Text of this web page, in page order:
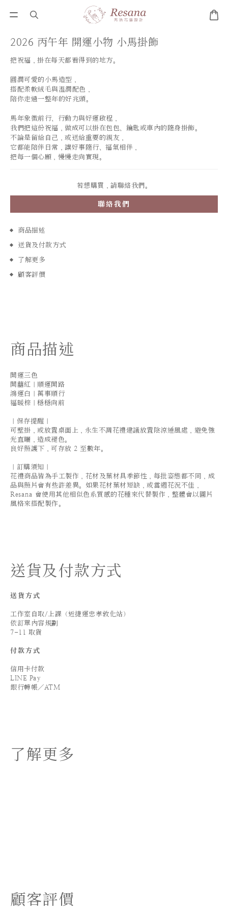
2026 丙午年 開運小物 小馬掛飾
把祝福，掛在每天都看得到的地方。
圓潤可愛的小馬造型，
搭配柔軟絨毛與溫潤配色，
陪你走過一整年的好兆頭。
馬年象徵前行、行動力與好運啟程，
我們把這份祝福，做成可以掛在包包、鑰匙或車內的隨身掛飾。
不論是留給自己，或送給重要的親友，
它都能陪伴日常，讓好事隨行、福氣相伴，
把每一個心願，慢慢走向實現。
若想購買，請聯絡我們。
聯絡我們
商品描述
送貨及付款方式
了解更多
顧客評價
商品描述
開運三色
開囍紅｜順運開路
鴻運白｜萬事順行
福暖棕｜穩穩向前
｜保存提醒｜
可壁掛，或放置桌面上，永生不凋花禮建議放置陰涼通風處，避免強
光直曬，造成褪色。
良好照護下，可存放 2 至數年。
｜訂購須知｜
花禮商品皆為手工製作，花材及葉材具季節性，每批姿態都不同，成
品與照片會有些許差異。如果花材葉材短缺，或當週花況不佳，
Resana 會使用其他相似色系質感的花種來代替製作，整體會以圖片
風格來搭配製作。
送貨及付款方式
送貨方式
工作室自取/上課（近捷運忠孝敦化站）
依訂單內容規劃
7-11 取貨
付款方式
信用卡付款
LINE Pay
銀行轉帳／ATM
了解更多
顧客評價